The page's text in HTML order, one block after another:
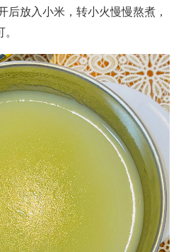
后放入小米，转小火慢慢熬煮，